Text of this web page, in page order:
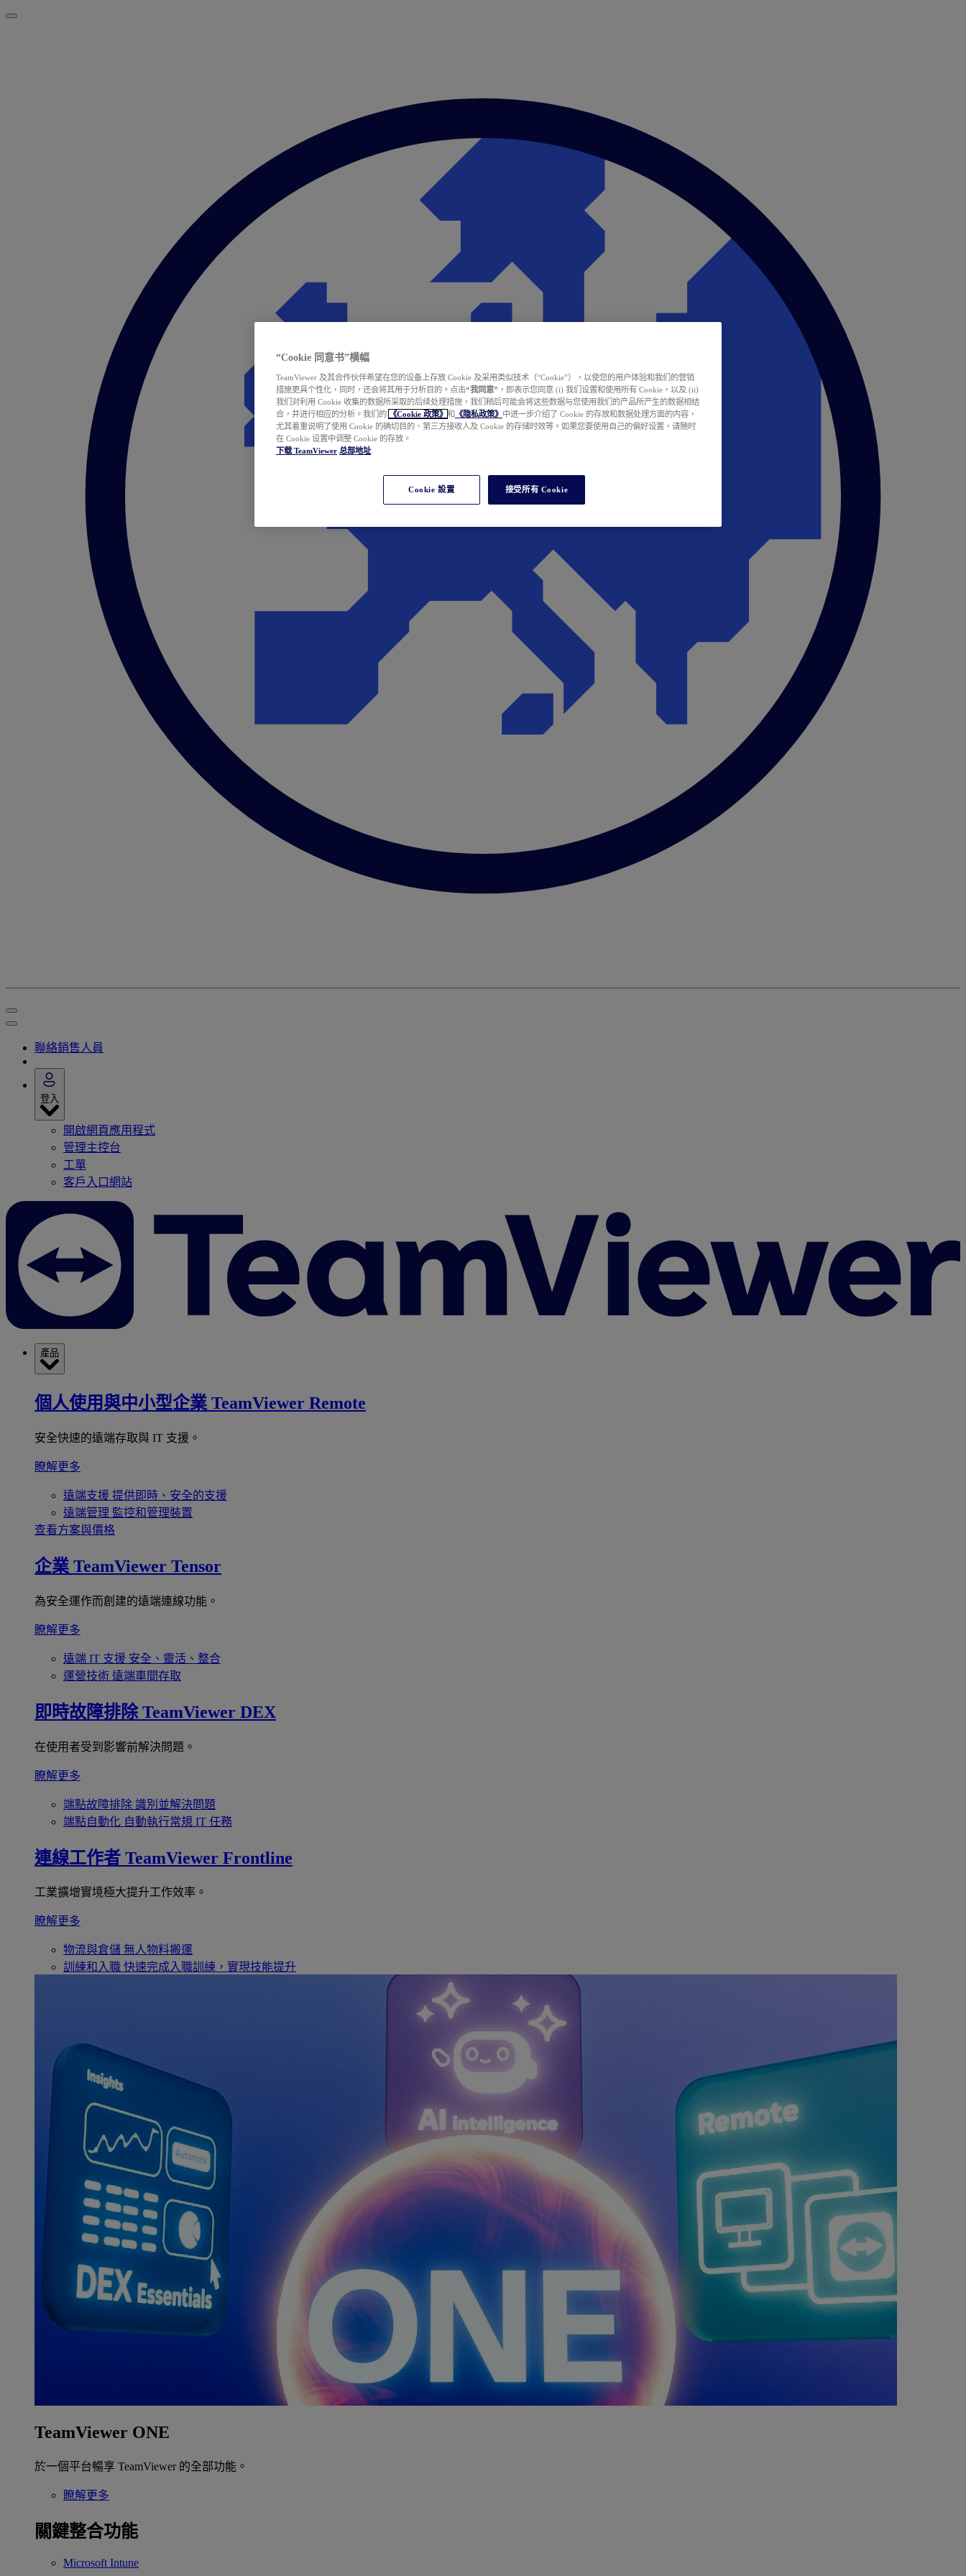
聯絡銷售人員
登入
開啟網頁應用程式
管理主控台
工單
客戶入口網站
產品
個人使用與中小型企業 TeamViewer Remote
安全快速的遠端存取與 IT 支援。
瞭解更多
遠端支援 提供即時、安全的支援
遠端管理 監控和管理裝置
查看方案與價格
企業 TeamViewer Tensor
為安全運作而創建的遠端連線功能。
瞭解更多
遠端 IT 支援 安全、靈活、整合
運營技術 遠端車間存取
即時故障排除 TeamViewer DEX
在使用者受到影響前解決問題。
瞭解更多
端點故障排除 識別並解決問題
端點自動化 自動執行常規 IT 任務
連線工作者 TeamViewer Frontline
工業擴增實境極大提升工作效率。
瞭解更多
物流與倉儲 無人物料搬運
訓練和入職 快速完成入職訓練，實現技能提升
TeamViewer ONE
於一個平台暢享 TeamViewer 的全部功能。
瞭解更多
關鍵整合功能
Microsoft Intune
“Cookie 同意书”横幅
TeamViewer 及其合作伙伴希望在您的设备上存放 Cookie 及采用类似技术（“Cookie”），以使您的用户体验和我们的营销
措施更具个性化，同时，还会将其用于分析目的。点击“我同意” ，即表示您同意 (i) 我们设置和使用所有 Cookie，以及 (ii)
我们对利用 Cookie 收集的数据所采取的后续处理措施，我们稍后可能会将这些数据与您使用我们的产品所产生的数据相结
合，并进行相应的分析。我们的
《Cookie 政策》 和 《隐私政策》 中进一步介绍了 Cookie 的存放和数据处理方面的内容，
尤其着重说明了使用 Cookie 的确切目的、第三方接收人及 Cookie 的存储时效等。如果您要使用自己的偏好设置，请随时
在 Cookie 设置中调整 Cookie 的存放。
下载 TeamViewer 总部地址
Cookie 設置 接受所有 Cookie